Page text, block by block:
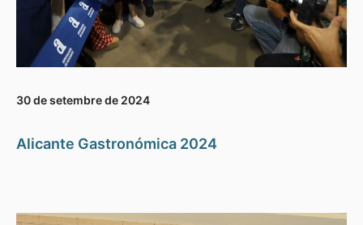
30 de setembre de 2024
Alicante Gastronómica 2024